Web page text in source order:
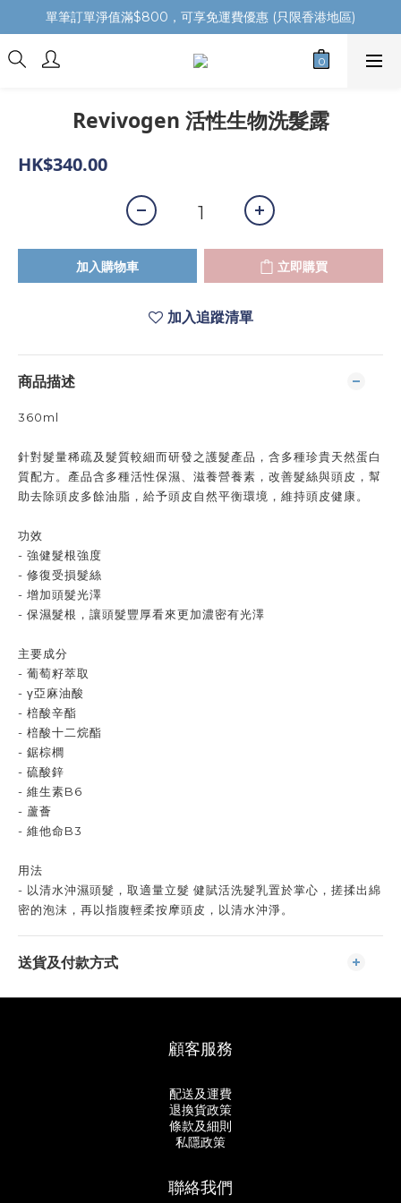
單筆訂單淨值滿$800，可享免運費優惠 (只限香港地區)
Revivogen 活性生物洗髮露
HK$340.00
加入購物車 立即購買
加入追蹤清單
商品描述
360ml
針對髮量稀疏及髮質較細而研發之護髮產品，含多種珍貴天然蛋白
質配方。產品含多種活性保濕、滋養營養素，改善髮絲與頭皮，幫
助去除頭皮多餘油脂，給予頭皮自然平衡環境，維持頭皮健康。
功效
- 強健髮根強度
- 修復受損髮絲
- 增加頭髮光澤
- 保濕髮根，讓頭髮豐厚看來更加濃密有光澤
主要成分
- 葡萄籽萃取
- γ亞麻油酸
- 棓酸辛酯
- 棓酸十二烷酯
- 鋸棕櫚
- 硫酸鋅
- 維生素B6
- 蘆薈
- 維他命B3
用法
- 以清水沖濕頭髮，取適量立髮 健賦活洗髮乳置於掌心，搓揉出綿
密的泡沫，再以指腹輕柔按摩頭皮，以清水沖淨。
送貨及付款方式
顧客服務
配送及運費
退換貨政策
條款及細則
私隱政策
聯絡我們